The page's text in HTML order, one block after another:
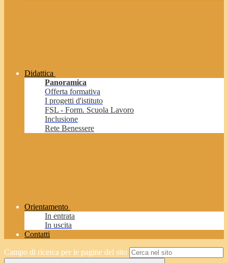
Didattica
Panoramica
Offerta formativa
I progetti d'istituto
FSL - Form. Scuola Lavoro
Inclusione
Rete Benessere
Orientamento
In entrata
In uscita
Contatti
Campo di ricerca per le pagine del sito